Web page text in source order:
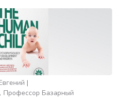
Профессор Базарный